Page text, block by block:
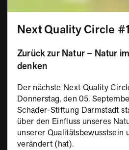
Next Quality Circle
Zurück zur Natur – Natur
denken
Der nächste Next Quality
Donnerstag, den 05.
Schader-Stiftung Darmstadt
über den Einfluss unseres
unserer Qualitätsbewusstsein
verändert (hat).